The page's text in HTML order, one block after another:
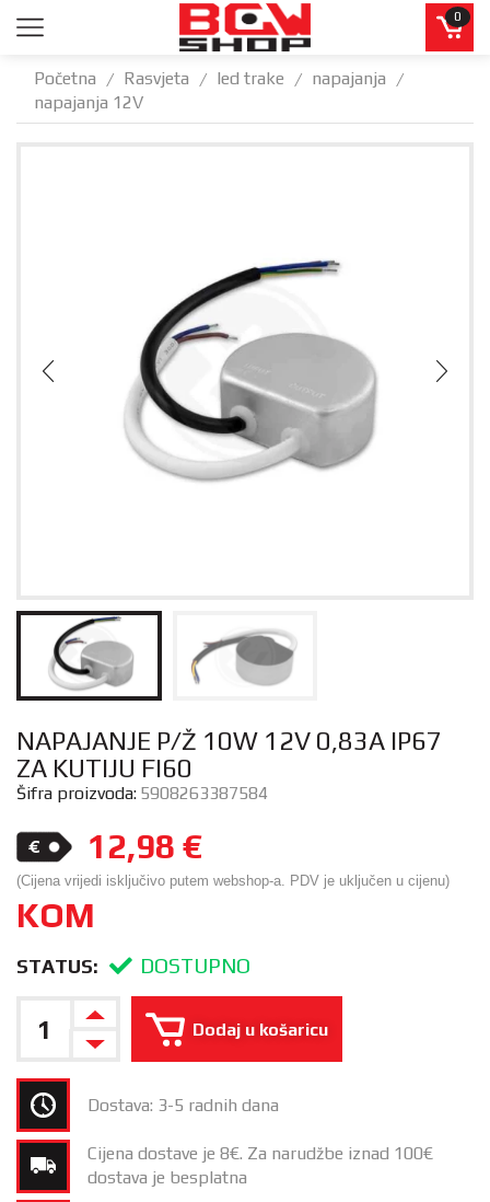
0
Početna / Rasvjeta / led trake / napajanja /
napajanja 12V
NAPAJANJE P/Ž 10W 12V 0,83A IP67
ZA KUTIJU FI60
Šifra proizvoda: 5908263387584
12,98 €
(Cijena vrijedi isključivo putem webshop-a. PDV je uključen u cijenu)
KOM
STATUS: DOSTUPNO
Dodaj u košaricu
Dostava: 3-5 radnih dana
Cijena dostave je 8€. Za narudžbe iznad 100€
dostava je besplatna